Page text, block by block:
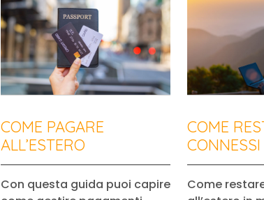
COME PAGARE
ALL’ESTERO
Con questa guida puoi capire
COME
CONNESSI
Come